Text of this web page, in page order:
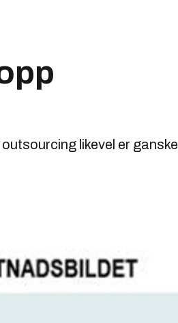
likevel er ganske